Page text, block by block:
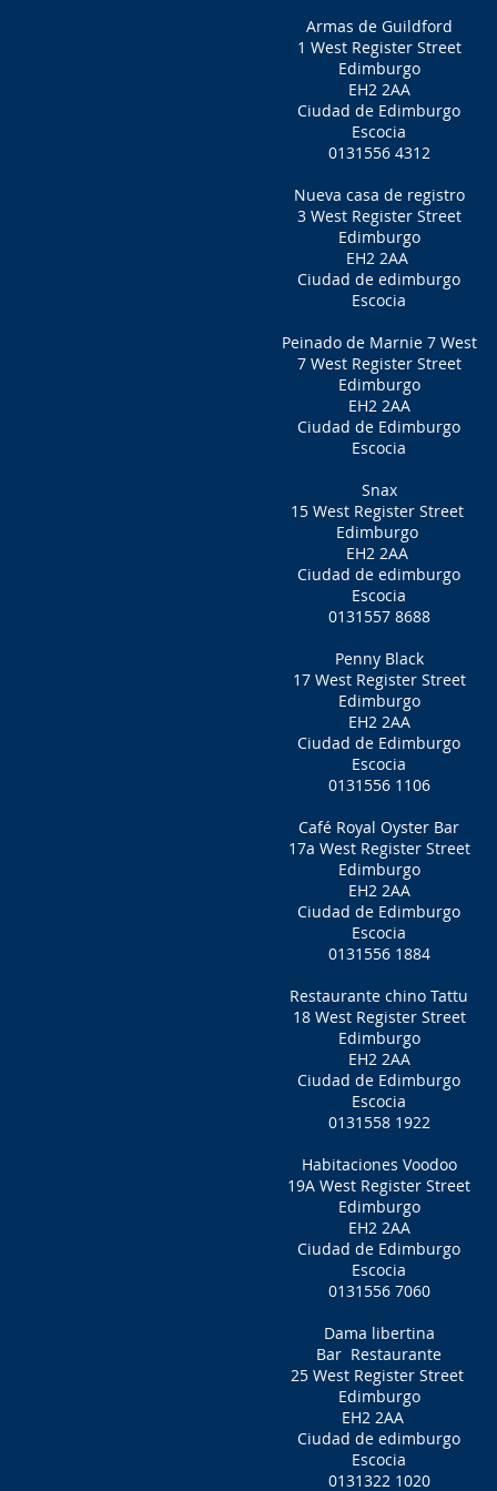
Armas de Guildford
1 West Register Street
Edimburgo
EH2 2AA
Ciudad de Edimburgo
Escocia
0131556 4312
Nueva casa de registro
3 West Register Street
Edimburgo
EH2 2AA
Ciudad de edimburgo
Escocia
Peinado de Marnie 7 West
7 West Register Street
Edimburgo
EH2 2AA
Ciudad de Edimburgo
Escocia
Snax
15 West Register Street
Edimburgo
EH2 2AA
Ciudad de edimburgo
Escocia
0131557 8688
Penny Black
17 West Register Street
Edimburgo
EH2 2AA
Ciudad de Edimburgo
Escocia
0131556 1106
Café Royal Oyster Bar
17a West Register Street
Edimburgo
EH2 2AA
Ciudad de Edimburgo
Escocia
0131556 1884
Restaurante chino Tattu
18 West Register Street
Edimburgo
EH2 2AA
Ciudad de Edimburgo
Escocia
0131558 1922
Habitaciones Voodoo
19A West Register Street
Edimburgo
EH2 2AA
Ciudad de Edimburgo
Escocia
0131556 7060
Dama libertina
Bar Restaurante
25 West Register Street
Edimburgo
EH2 2AA
Ciudad de edimburgo
Escocia
0131322 1020